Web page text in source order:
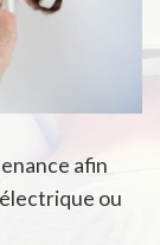
afin
ou